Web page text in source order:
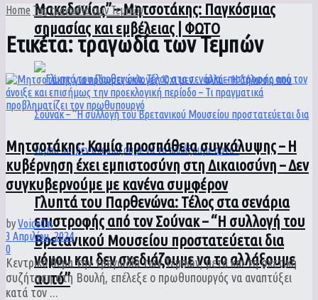
Μακεδονίας” – Μητσοτάκης: Παγκόσμιας
σημασίας και εμβέλειας | ΦΩΤΟ
Γλυπτά του Παρθενώνα: Τέλος στα σενάρια
επιστροφής από τον Σούνακ – “Η συλλογή του
Βρετανικού Μουσείου προστατεύεται δια
νόμου και δεν σχεδιάζουμε να το αλλάξουμε
αυτό”
Home Tagτραγωδία των Τεμπών
Ετικέτα:τραγωδία των Τεμπών
Μητσοτάκης: Καμία προσπάθεια συγκάλυψης – Η
κυβέρνηση έχει εμπιστοσύνη στη Δικαιοσύνη – Δεν
συγκυβερνούμε με κανένα συμφέρον
byVoiceOn
3 Απριλίου, 2024
0
Κεντρικό θέμα την τραγωδία των Τεμπών, μετά και τη σχετική
συζήτηση στη Βουλή, επέλεξε ο πρωθυπουργός να αναπτύξει
κατά τον ...